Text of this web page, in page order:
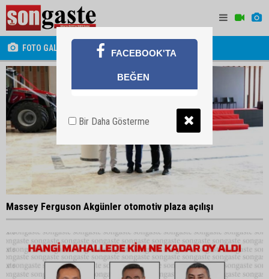
FOTO GALERİ
Massey Ferguson Akgünler otomotiv plaza açılışı
FACEBOOK'TA
BEĞEN
Bir Daha Gösterme